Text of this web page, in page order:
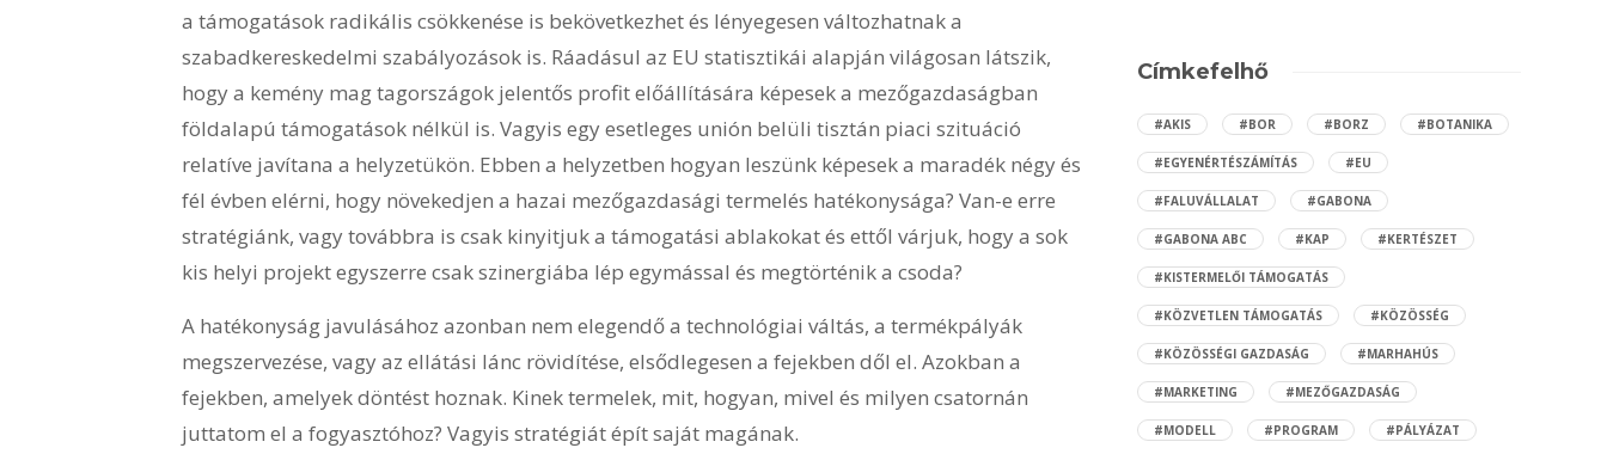
a támogatások radikális csökkenése is bekövetkezhet és lényegesen változhatnak a
szabadkereskedelmi szabályozások is. Ráadásul az EU statisztikái alapján világosan látszik,
hogy a kemény mag tagországok jelentős profit előállítására képesek a mezőgazdaságban
földalapú támogatások nélkül is. Vagyis egy esetleges unión belüli tisztán piaci szituáció
relatíve javítana a helyzetükön. Ebben a helyzetben hogyan leszünk képesek a maradék négy és
fél évben elérni, hogy növekedjen a hazai mezőgazdasági termelés hatékonysága? Van-e erre
stratégiánk, vagy továbbra is csak kinyitjuk a támogatási ablakokat és ettől várjuk, hogy a sok
kis helyi projekt egyszerre csak szinergiába lép egymással és megtörténik a csoda?
A hatékonyság javulásához azonban nem elegendő a technológiai váltás, a termékpályák
megszervezése, vagy az ellátási lánc rövidítése, elsődlegesen a fejekben dől el. Azokban a
fejekben, amelyek döntést hoznak. Kinek termelek, mit, hogyan, mivel és milyen csatornán
juttatom el a fogyasztóhoz? Vagyis stratégiát épít saját magának.
Címkefelhő
#AKIS #BOR #BORZ #BOTANIKA
#EGYENÉRTÉSZÁMÍTÁS #EU
#FALUVÁLLALAT #GABONA
#GABONA ABC #KAP #KERTÉSZET
#KISTERMELŐI TÁMOGATÁS
#KÖZVETLEN TÁMOGATÁS #KÖZÖSSÉG
#KÖZÖSSÉGI GAZDASÁG #MARHAHÚS
#MARKETING #MEZŐGAZDASÁG
#MODELL #PROGRAM #PÁLYÁZAT